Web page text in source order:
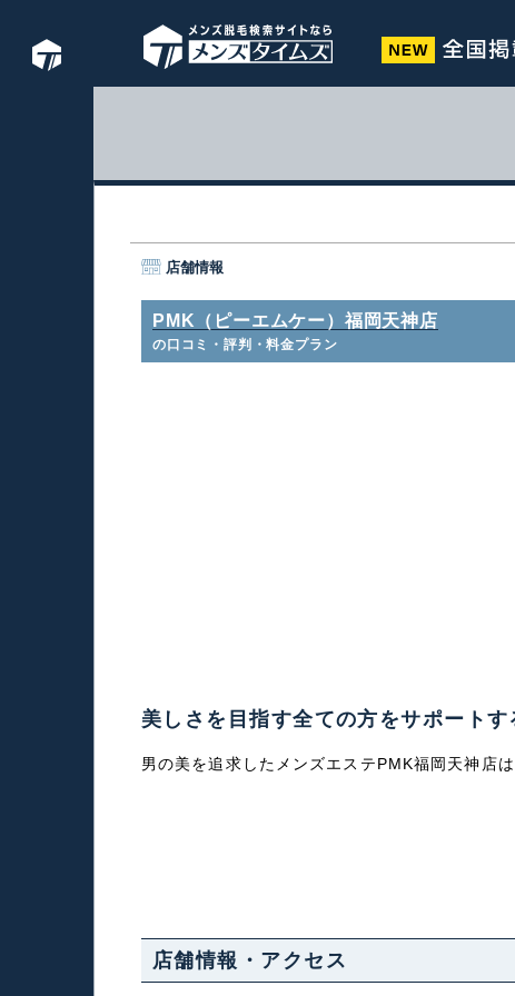
店舗情報
PMK（ピーエムケー）福岡天神店
の口コミ・評判・料金プラン
美しさを目指す全ての方をサポート
男の美を追求したメンズエステPMK福岡天神店
店舗情報・アクセス